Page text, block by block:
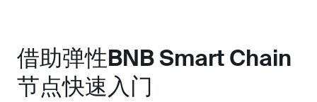
借助弹性BNB Smart Chain
节点快速入门